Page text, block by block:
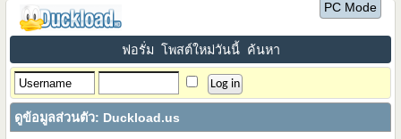
PC Mode
ฟอรั่ม โพสต์ใหม่วันนี้ ค้นหา
ดูข้อมูลส่วนตัว: Duckload.us